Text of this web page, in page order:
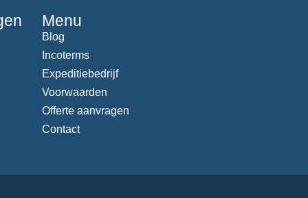
Menu
Blog
Incoterms
Expeditiebedrijf
Voorwaarden
Offerte aanvragen
Contact